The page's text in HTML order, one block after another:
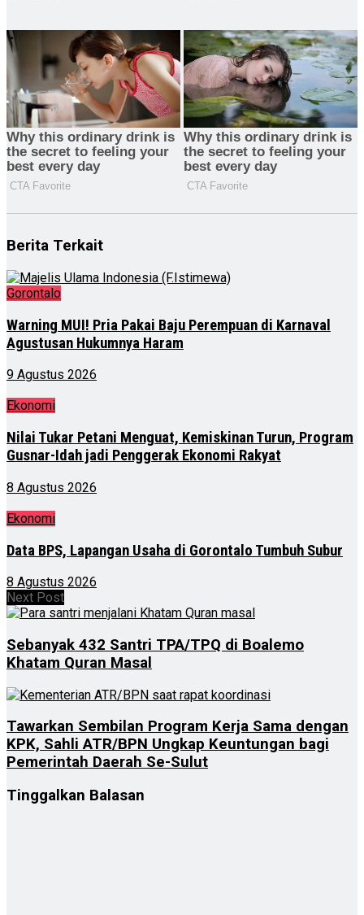
Berita Terkait
Gorontalo
Warning MUI! Pria Pakai Baju Perempuan di Karnaval
Agustusan Hukumnya Haram
9 Agustus 2026
Ekonomi
Nilai Tukar Petani Menguat, Kemiskinan Turun, Program
Gusnar-Idah jadi Penggerak Ekonomi Rakyat
8 Agustus 2026
Ekonomi
Data BPS, Lapangan Usaha di Gorontalo Tumbuh Subur
8 Agustus 2026
Next Post
Sebanyak 432 Santri TPA/TPQ di Boalemo
Khatam Quran Masal
Tawarkan Sembilan Program Kerja Sama dengan
KPK, Sahli ATR/BPN Ungkap Keuntungan bagi
Pemerintah Daerah Se-Sulut
Tinggalkan Balasan